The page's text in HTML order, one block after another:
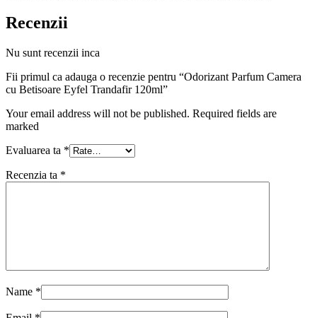
Recenzii
Nu sunt recenzii inca
Fii primul ca adauga o recenzie pentru “Odorizant Parfum Camera
cu Betisoare Eyfel Trandafir 120ml”
Your email address will not be published. Required fields are
marked
Evaluarea ta *
Recenzia ta *
Name *